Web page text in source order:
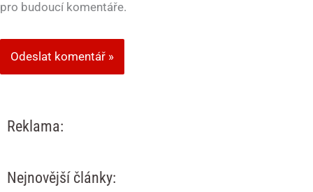
pro budoucí komentáře.
Reklama:
Nejnovější články: